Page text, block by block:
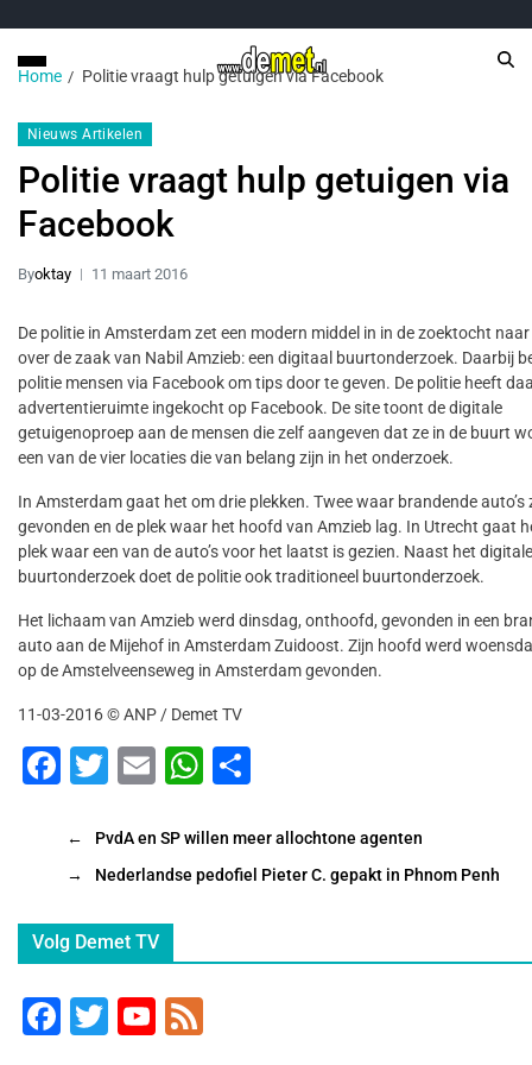
Home Politie vraagt hulp getuigen via Facebook
Nieuws Artikelen
Politie vraagt hulp getuigen via
Facebook
Byoktay 11 maart 2016
De politie in Amsterdam zet een modern middel in in de zoektocht
over de zaak van Nabil Amzieb: een digitaal buurtonderzoek. Daarbij
politie mensen via Facebook om tips door te geven. De politie heeft
advertentieruimte ingekocht op Facebook. De site toont de digitale
getuigenoproep aan de mensen die zelf aangeven dat ze in de buurt
een van de vier locaties die van belang zijn in het onderzoek.
In Amsterdam gaat het om drie plekken. Twee waar brandende auto’s
gevonden en de plek waar het hoofd van Amzieb lag. In Utrecht gaat
plek waar een van de auto’s voor het laatst is gezien. Naast het digitale
buurtonderzoek doet de politie ook traditioneel buurtonderzoek.
Het lichaam van Amzieb werd dinsdag, onthoofd, gevonden in een
auto aan de Mijehof in Amsterdam Zuidoost. Zijn hoofd werd
op de Amstelveenseweg in Amsterdam gevonden.
11-03-2016 © ANP / Demet TV
F
c
e
b
o
o
k
T
tt
er
E
ai
l
W
at
s
p
e
n
←
PvdA en SP willen meer allochtone agenten
→
Nederlandse pedofiel Pieter C. gepakt in Phnom Penh
Volg Demet TV
F
T
Y